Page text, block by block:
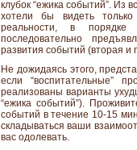
клубок “ежика событий”. Из
хотели бы видеть
реальности, в порядке
последовательно
развития событий (вторая и
Не дожидаясь этого,
если “воспитательные”
реализованы варианты
“ежика событий”).
событий в течение 10-15
складываться ваши
вас одолевать.